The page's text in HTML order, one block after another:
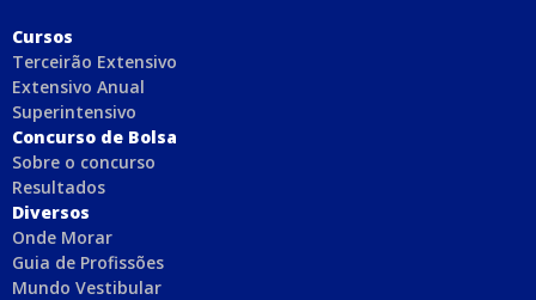
Cursos
Terceirão Extensivo
Extensivo Anual
Superintensivo
Concurso de Bolsa
Sobre o concurso
Resultados
Diversos
Onde Morar
Guia de Profissões
Mundo Vestibular